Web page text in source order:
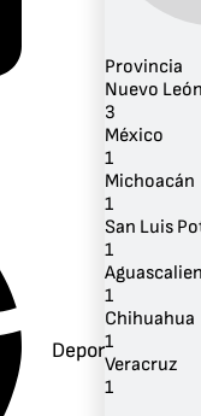
Deportes
Provincia
Nuevo
3
México
1
Michoacán
1
San Luis
1
1
Chihuahua
1
Veracruz
1